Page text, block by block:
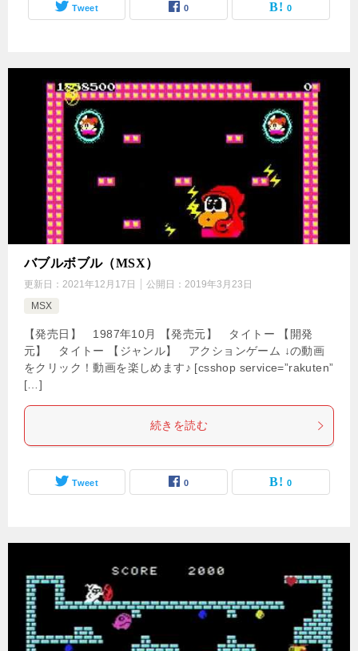
Tweet 0 0
バブルボブル（MSX）
更新日： 2021年12月17日 公開日： 2019年3月23日
MSX
【発売日】 1987年10月 【発売元】 タイトー 【開発
元】 タイトー 【ジャンル】 アクションゲーム ↓の動画
をクリック！動画を楽しめます♪ [csshop service=”rakuten”
[…]
続きを読む
Tweet 0 0